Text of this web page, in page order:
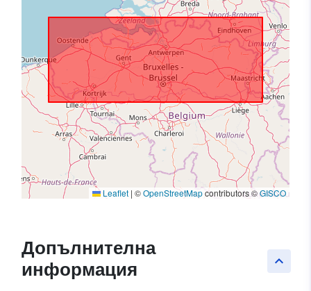
Leaflet | ©OpenStreetMapcontributors ©GISCO
keyboard_arrow_up
Допълнителна
информация